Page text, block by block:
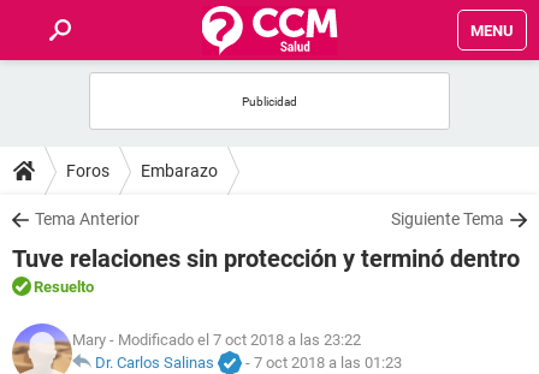
MENU
FOROS
SALUD
FAMILIA
NUTRICIÓN
Foros Embarazo
Tema Anterior Siguiente Tema
Tuve relaciones sin protección y terminó dentro
Resuelto
Mary - Modificado el 7 oct 2018 a las 23:22
Dr. Carlos Salinas
- 7 oct 2018 a las 01:23